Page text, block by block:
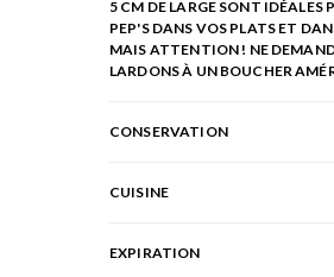
5 CM DE LARGE SONT IDÉALES
PEP'S DANS VOS PLATS ET
MAIS ATTENTION ! NE
LARDONS À UN BOUCHER
CONSERVATION
CUISINE
EXPIRATION